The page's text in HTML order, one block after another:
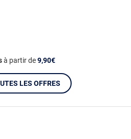
à partir de9,90€
LES OFFRES